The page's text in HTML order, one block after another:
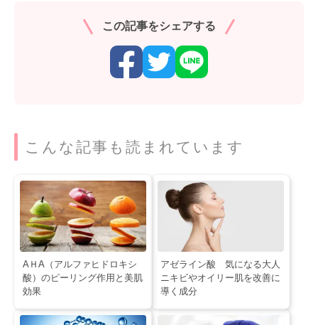
この記事をシェアする
こんな記事も読まれています
AＨA（アルファヒドロキシ
酸）のピーリング作用と美肌
効果
アゼライン酸 気になる大人
ニキビやオイリー肌を改善に
導く成分